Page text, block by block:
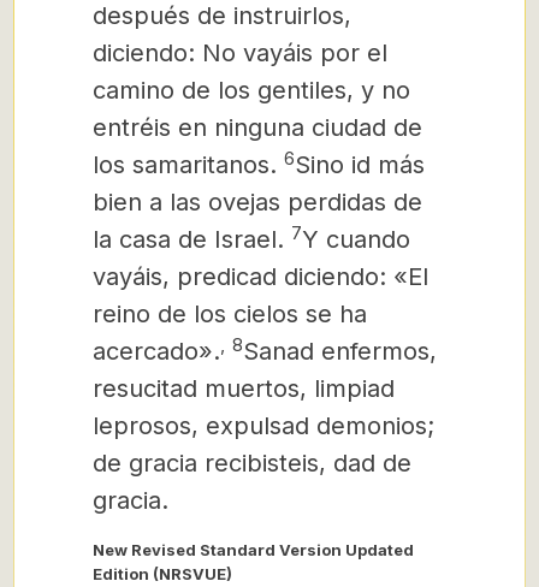
después de instruirlos,
diciendo: No vayáis por el
camino de los gentiles, y no
entréis en ninguna ciudad de
los samaritanos. 6Sino id más
bien a las ovejas perdidas de
la casa de Israel. 7Y cuando
vayáis, predicad diciendo: «El
reino de los cielos se ha
acercado». 8Sanad enfermos,
resucitad muertos, limpiad
leprosos, expulsad demonios;
de gracia recibisteis, dad de
gracia.
New Revised Standard Version Updated
Edition (NRSVUE)